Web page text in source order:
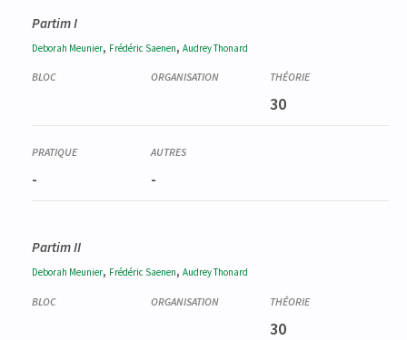
Partim I
Deborah Meunier, Frédéric Saenen, AudreyThonard
30
- -
Partim II
Deborah Meunier, Frédéric Saenen, AudreyThonard
30